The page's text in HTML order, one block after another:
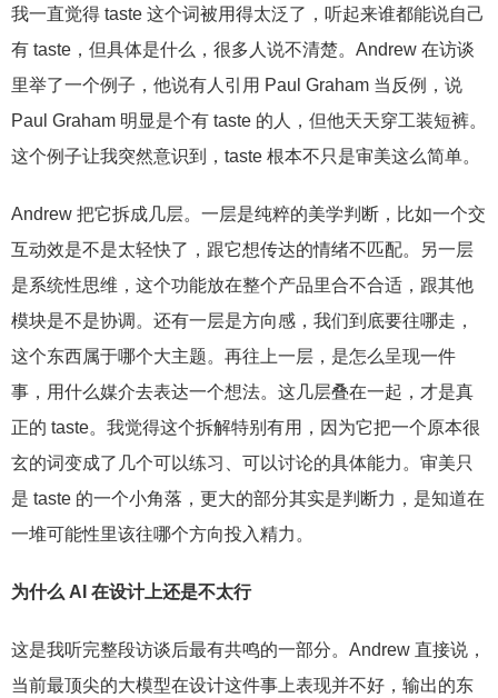
我一直觉得 taste 这个词被用得太泛了，听起来谁都能说自己
有 taste，但具体是什么，很多人说不清楚。Andrew 在访谈
里举了一个例子，他说有人引用 Paul Graham 当反例，说
Paul Graham 明显是个有 taste 的人，但他天天穿工装短裤。
这个例子让我突然意识到，taste 根本不只是审美这么简单。
Andrew 把它拆成几层。一层是纯粹的美学判断，比如一个交
互动效是不是太轻快了，跟它想传达的情绪不匹配。另一层
是系统性思维，这个功能放在整个产品里合不合适，跟其他
模块是不是协调。还有一层是方向感，我们到底要往哪走，
这个东西属于哪个大主题。再往上一层，是怎么呈现一件
事，用什么媒介去表达一个想法。这几层叠在一起，才是真
正的 taste。我觉得这个拆解特别有用，因为它把一个原本很
玄的词变成了几个可以练习、可以讨论的具体能力。审美只
是 taste 的一个小角落，更大的部分其实是判断力，是知道在
一堆可能性里该往哪个方向投入精力。
为什么 AI 在设计上还是不太行
这是我听完整段访谈后最有共鸣的一部分。Andrew 直接说，
当前最顶尖的大模型在设计这件事上表现并不好，输出的东